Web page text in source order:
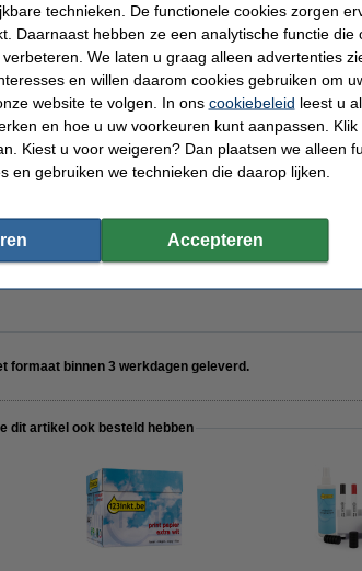
set whiteboard markers zwart/rood/blauw/groen (2,5 mm rond)
starterkit
formaat binnen 3 werkdagen geleverd.
dit artikel ook besteld hebben
technieken. De functionele cookies zorgen
Daarnaast hebben ze een analytische functie die
We laten u graag alleen advertenties
en willen daarom cookies gebruiken om
website te volgen. In ons cookiebeleid leest u
en hoe u uw voorkeuren kunt aanpassen.
Kiest u voor weigeren? Dan plaatsen we alleen
en gebruiken we technieken die daarop lijken.
Accepteren